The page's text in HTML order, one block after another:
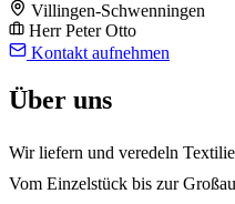
Villingen-Schwenningen
Herr Peter Otto
Kontakt aufnehmen
Über uns
Wir liefern und veredeln
Vom Einzelstück bis zur